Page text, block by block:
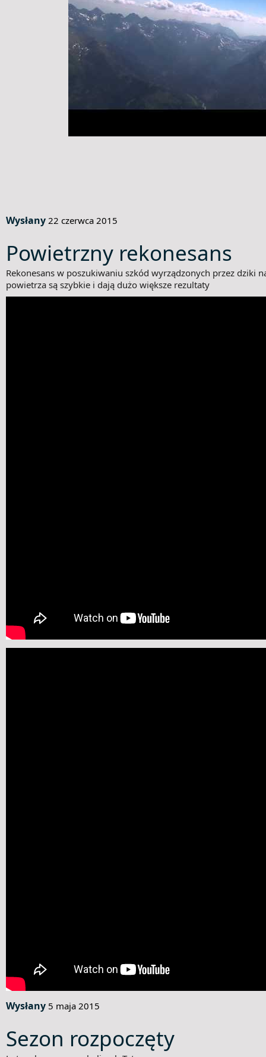
Wysłany 22 czerwca 2015
Powietrzny rekonesans
Rekonesans w poszukiwaniu szkód wyrządzonych przez dziki
powietrza są szybkie i dają dużo większe rezultaty
Wysłany 5 maja 2015
Sezon rozpoczęty